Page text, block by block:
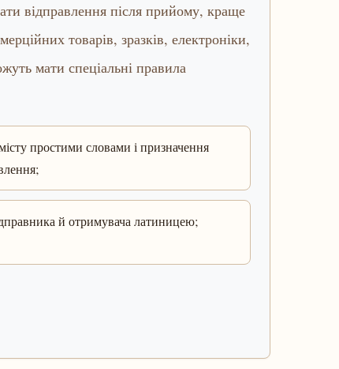
відправлення після прийому, краще
товарів, зразків, електроніки,
мати спеціальні правила
простими словами і призначення
й отримувача латиницею;